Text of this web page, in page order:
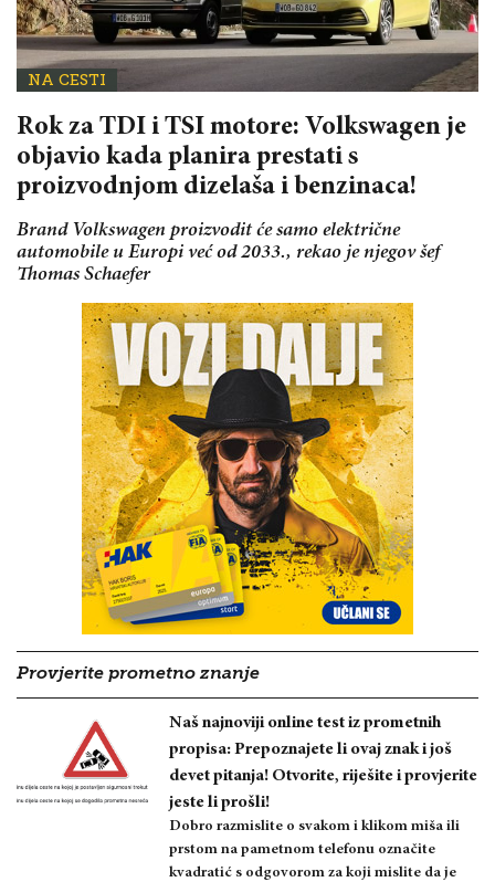
NA CESTI
Rok za TDI i TSI motore: Volkswagen je
objavio kada planira prestati s
proizvodnjom dizelaša i benzinaca!
Brand Volkswagen proizvodit će samo električne
automobile u Europi već od 2033., rekao je njegov šef
Thomas Schaefer
Provjerite prometno znanje
Naš najnoviji online test iz prometnih
propisa: Prepoznajete li ovaj znak i još
devet pitanja! Otvorite, riješite i provjerite
jeste li prošli!
Dobro razmislite o svakom i klikom miša ili
prstom na pametnom telefonu označite
kvadratić s odgovorom za koji mislite da je